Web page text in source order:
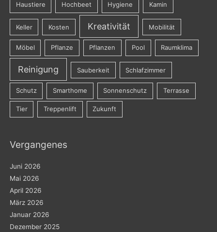
Haustiere Hochbeet Hygiene Kamin
Keller Kosten Kreativität Mobilität
Möbel Pflanze Pflanzen Pool Raumklima
Reinigung Sauberkeit Schlafzimmer
Schutz Smarthome Sonnenschutz Terrasse
Tier Treppenlift Zukunft
Vergangenes
Juni 2026
Mai 2026
April 2026
März 2026
Januar 2026
Dezember 2025